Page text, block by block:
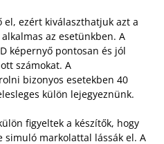
ezért kiválaszthatjuk azt a
az esetünkben. A
képernyő pontosan és jól
számokat. A
bizonyos esetekben 40
külön lejegyeznünk.
figyeltek a készítők, hogy
simuló markolattal lássák el. A